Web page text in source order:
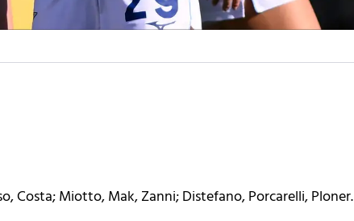
Costa; Miotto, Mak, Zanni; Distefano, Porcarelli, Ploner.